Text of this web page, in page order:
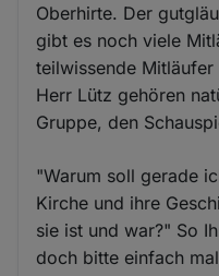
Oberhirte. Der
gibt es noch viele
teilwissende Mitläufer
Herr Lütz gehören
Gruppe, den
"Warum soll gerade
Kirche und ihre
sie ist und war?" So
doch bitte einfach